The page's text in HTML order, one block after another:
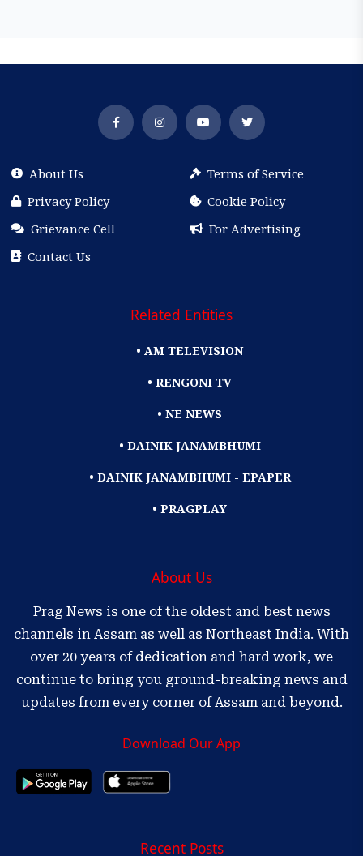
About Us
Terms of Service
Privacy Policy
Cookie Policy
Grievance Cell
For Advertising
Contact Us
Related Entities
• AM TELEVISION
• RENGONI TV
• NE NEWS
• DAINIK JANAMBHUMI
• DAINIK JANAMBHUMI - EPAPER
• PRAGPLAY
About Us
Prag News is one of the oldest and best news
channels in Assam as well as Northeast India. With
over 20 years of dedication and hard work, we
continue to bring you ground-breaking news and
updates from every corner of Assam and beyond.
Download Our App
Recent Posts